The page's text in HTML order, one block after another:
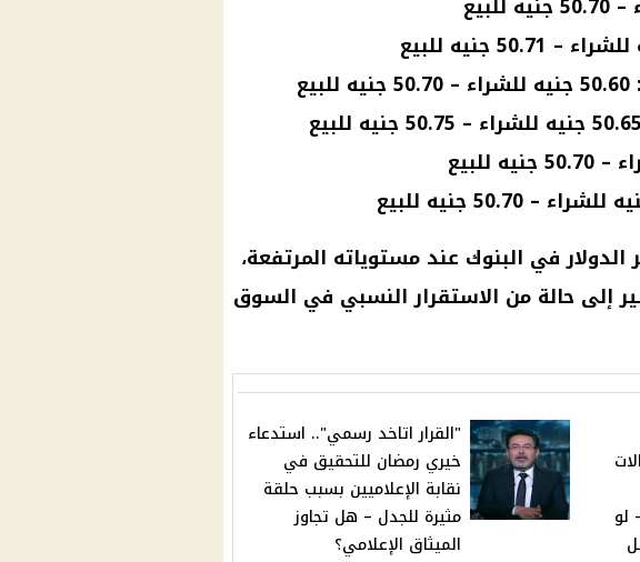
في البنوك عند مستوياته المرتفعة،
إلى حالة من الاستقرار النسبي في السوق
لو
"القرار اتاخد رسمي".. استدعاء
خيري رمضان للتحقيق في
نقابة الإعلاميين بسبب حلقة
مثيرة للجدل – هل تجاوز
الميثاق الإعلامي؟